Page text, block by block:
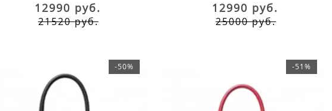
12990 руб.
21520 руб.
12990 руб.
25000 руб.
-50% -51%